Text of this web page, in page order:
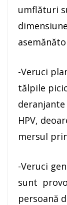
umflături
-Veruci
tălpile
HPV,
mersul
-Veruci
sunt
persoană